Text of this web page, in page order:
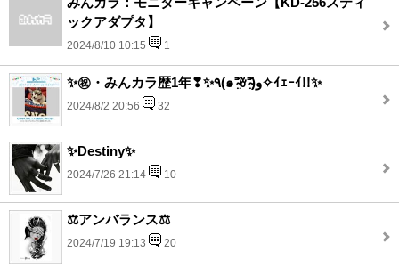
ックアダプタ】
2024/8/10 10:15 1
✨㊗️・みんカラ歴1年❣✨٩(๑⁼̴̤̆ꈊ⁼̴̤̆)و✧ｲｪｰｲ!!✨
2024/8/2 20:56 32
✨Destiny✨
2024/7/26 21:14 10
⚖️アンバランス⚖️
2024/7/19 19:13 20